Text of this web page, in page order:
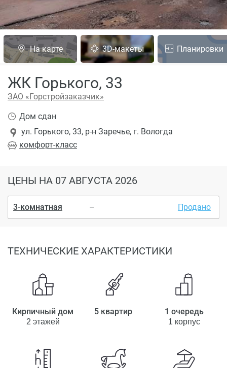
На карте 3D-макеты Планировки
ЖК Горького, 33
ЗАО «Горстройзаказчик»
комфорт-класс
ул. Горького, 33, р-н Заречье, г. Вологда
Дом сдан
ЦЕНЫ НА 07 АВГУСТА 2026
3-комнатная – Продано
ТЕХНИЧЕСКИЕ ХАРАКТЕРИСТИКИ
Кирпичный дом
2 этажей
5 квартир 1 очередь
1 корпус